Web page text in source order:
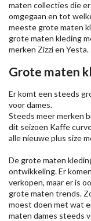
maten collecties die
omgegaan en tot
meeste grote maten
grote maten kleding
merken Zizzien Yesta.
Grote maten
Er komt een steeds
voor dames.
Steeds meer merken
dit seizoen Kaffe
alle nieuweplus size
De grote maten
ontwikkeling. Er
verkopen, maar er is
grote maten trends.
moest doen met wat
maten dames steeds